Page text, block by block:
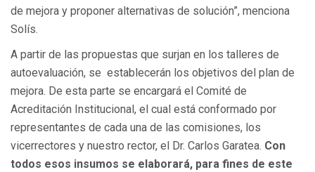
de mejora y proponer alternativas de solución”, menciona
Solís.
A partir de las propuestas que surjan en los talleres de
autoevaluación, se establecerán los objetivos del plan de
mejora. De esta parte se encargará el Comité de
Acreditación Institucional, el cual está conformado por
representantes de cada una de las comisiones, los
vicerrectores y nuestro rector, el Dr. Carlos Garatea. Con
todos esos insumos se elaborará, para fines de este